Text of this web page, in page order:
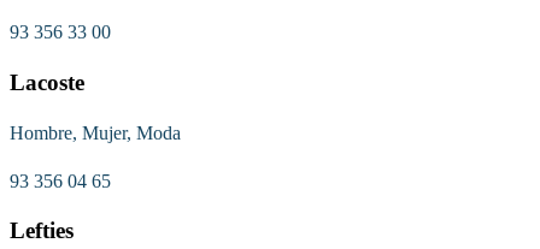
93 356 33 00
Lacoste
Hombre, Mujer, Moda
93 356 04 65
Lefties